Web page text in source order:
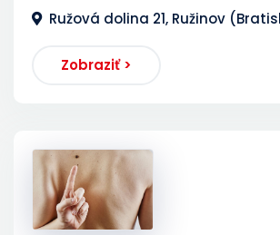
Ružová dolina 21, Ružinov
Zobraziť >